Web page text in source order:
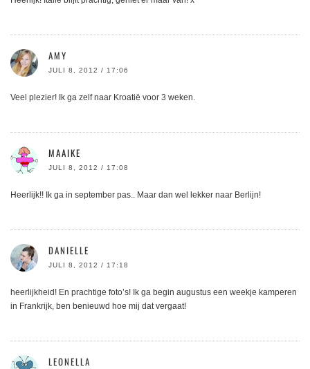
AMY
JULI 8, 2012 / 17:06
Veel plezier! Ik ga zelf naar Kroatië voor 3 weken.
MAAIKE
JULI 8, 2012 / 17:08
Heerlijk!! Ik ga in september pas.. Maar dan wel lekker naar Berlijn!
DANIELLE
JULI 8, 2012 / 17:18
heerlijkheid! En prachtige foto’s! Ik ga begin augustus een weekje kamperen
in Frankrijk, ben benieuwd hoe mij dat vergaat!
LEONELLA